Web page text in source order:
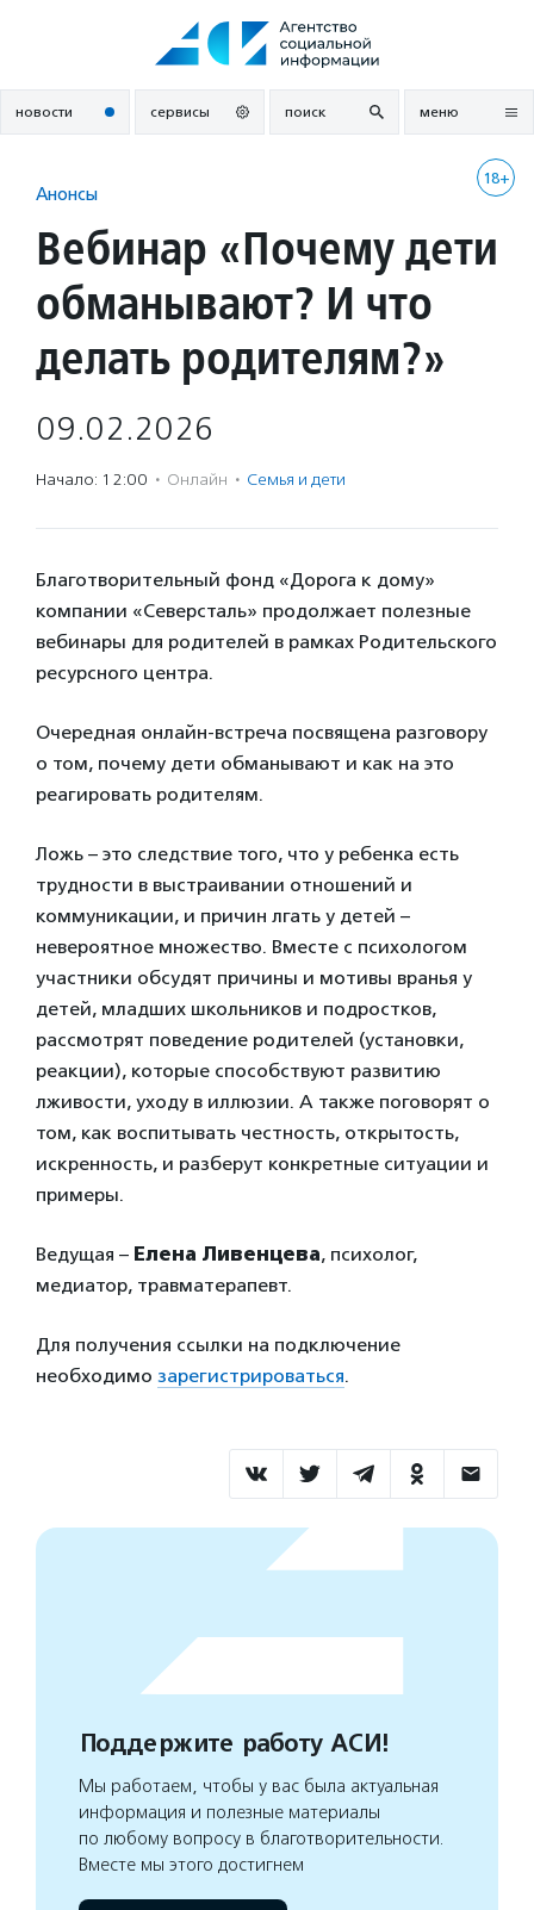
новости сервисы поиск меню
18+
Анонсы
Вебинар «Почему дети
обманывают? И что
делать родителям?»
09.02.2026
Начало: 12:00 · Онлайн · Семья и дети
Благотворительный фонд «Дорога к дому»
компании «Северсталь» продолжает полезные
вебинары для родителей в рамках Родительского
ресурсного центра.
Очередная онлайн-встреча посвящена разговору
о том, почему дети обманывают и как на это
реагировать родителям.
Ложь – это следствие того, что у ребенка есть
трудности в выстраивании отношений и
коммуникации, и причин лгать у детей –
невероятное множество. Вместе с психологом
участники обсудят причины и мотивы вранья у
детей, младших школьников и подростков,
рассмотрят поведение родителей (установки,
реакции), которые способствуют развитию
лживости, уходу в иллюзии. А также поговорят о
том, как воспитывать честность, открытость,
искренность, и разберут конкретные ситуации и
примеры.
Ведущая – Елена Ливенцева, психолог,
медиатор, травматерапевт.
Для получения ссылки на подключение
необходимо зарегистрироваться.
Поддержите работу АСИ!
Мы работаем, чтобы у вас была актуальная
информация и полезные материалы
по любому вопросу в благотворительности.
Вместе мы этого достигнем